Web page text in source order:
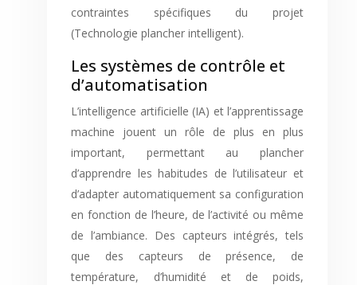
contraintes spécifiques du projet
(Technologie plancher intelligent).
Les systèmes de contrôle et
d’automatisation
L’intelligence artificielle (IA) et l’apprentissage
machine jouent un rôle de plus en plus
important, permettant au plancher
d’apprendre les habitudes de l’utilisateur et
d’adapter automatiquement sa configuration
en fonction de l’heure, de l’activité ou même
de l’ambiance. Des capteurs intégrés, tels
que des capteurs de présence, de
température, d’humidité et de poids,